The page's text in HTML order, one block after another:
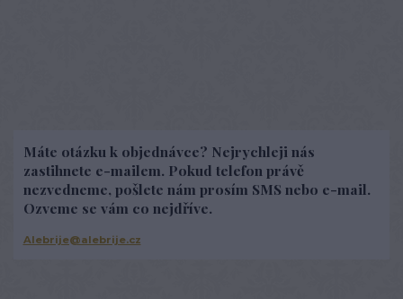
Máte otázku k objednávce? Nejrychleji nás
zastihnete e-mailem. Pokud telefon právě
nezvedneme, pošlete nám prosím SMS nebo e-mail.
Ozveme se vám co nejdříve.
Alebrije@alebrije.cz